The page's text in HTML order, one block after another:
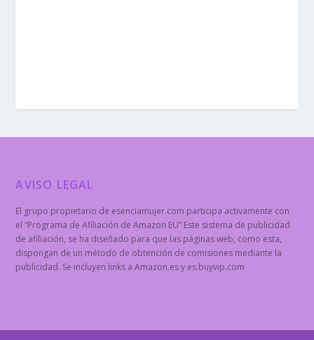
AVISO LEGAL
El grupo propietario de esenciamujer.com participa activamente con
el “Programa de Afiliación de Amazon EU” Este sistema de publicidad
de afiliación, se ha diseñado para que las páginas web, como esta,
dispongan de un método de obtención de comisiones mediante la
publicidad. Se incluyen links a Amazon.es y es.buyvip.com